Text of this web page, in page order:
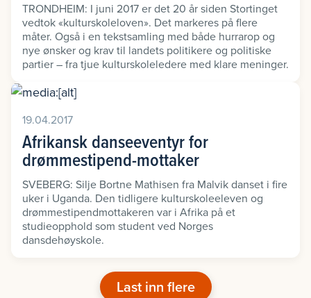
TRONDHEIM: I juni 2017 er det 20 år siden Stortinget
vedtok «kulturskoleloven». Det markeres på flere
måter. Også i en tekstsamling med både hurrarop og
nye ønsker og krav til landets politikere og politiske
partier – fra tjue kulturskoleledere med klare meninger.
19.04.2017
Afrikansk danseeventyr for
drømmestipend-mottaker
SVEBERG: Silje Bortne Mathisen fra Malvik danset i fire
uker i Uganda. Den tidligere kulturskoleeleven og
drømmestipendmottakeren var i Afrika på et
studieopphold som student ved Norges
dansdehøyskole.
Last inn flere